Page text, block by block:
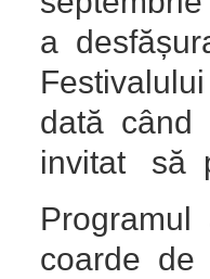
a
dată când
invitat să
coarde de